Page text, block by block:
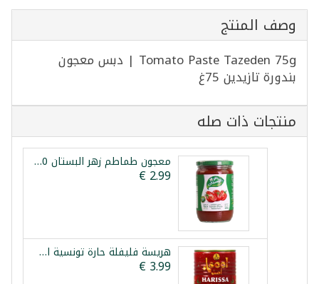
وصف المنتج
Tomato Paste Tazeden 75g | دبس معجون
بندورة تازيدين 75غ
منتجات ذات صله
معجون طماطم زهر البستان 660غ
هريسة فليفلة حارة تونسية اصيل 380غ